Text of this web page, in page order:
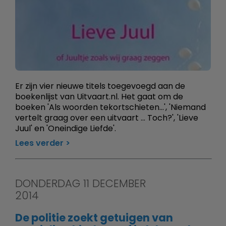
Er zijn vier nieuwe titels toegevoegd aan de
boekenlijst van Uitvaart.nl. Het gaat om de
boeken 'Als woorden tekortschieten…', 'Niemand
vertelt graag over een uitvaart ... Toch?', 'Lieve
Juul' en 'Oneindige Liefde'.
Lees verder
DONDERDAG 11 DECEMBER
2014
De politie zoekt getuigen van